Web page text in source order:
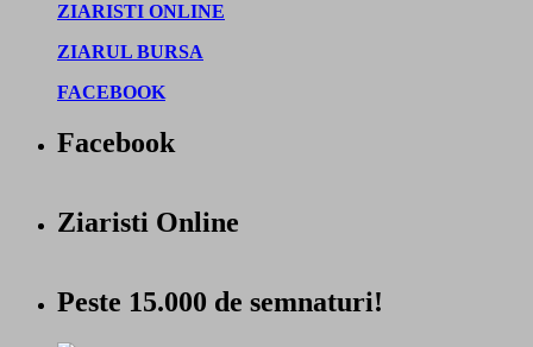
ZIARISTI ONLINE
ZIARUL BURSA
FACEBOOK
Facebook
Ziaristi Online
Peste 15.000 de semnaturi!